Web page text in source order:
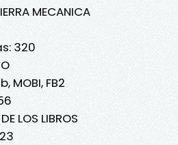
MECANICA
320
MOBI, FB2
LOS LIBROS